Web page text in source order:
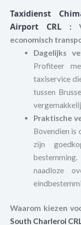
Taxidienst
Airport CRL
:
economisch
Dagelijks
Profiteer
taxiservice
tussen
Praktische
Bovendien is
zijn
naadloze
Waarom kiezen
South Charleroi